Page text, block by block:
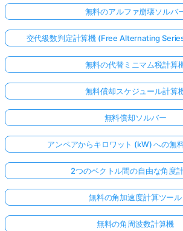
無料のアルファ崩壊ソルバ
交代級数判定計算機 (Free Alternating
無料の代替ミニマム税計算
無料償却スケジュール計算
無料償却ソルバー
アンペアからキロワット (kW) への無
2つのベクトル間の自由な角度
無料の角加速度計算ツール
無料の角周波数計算機